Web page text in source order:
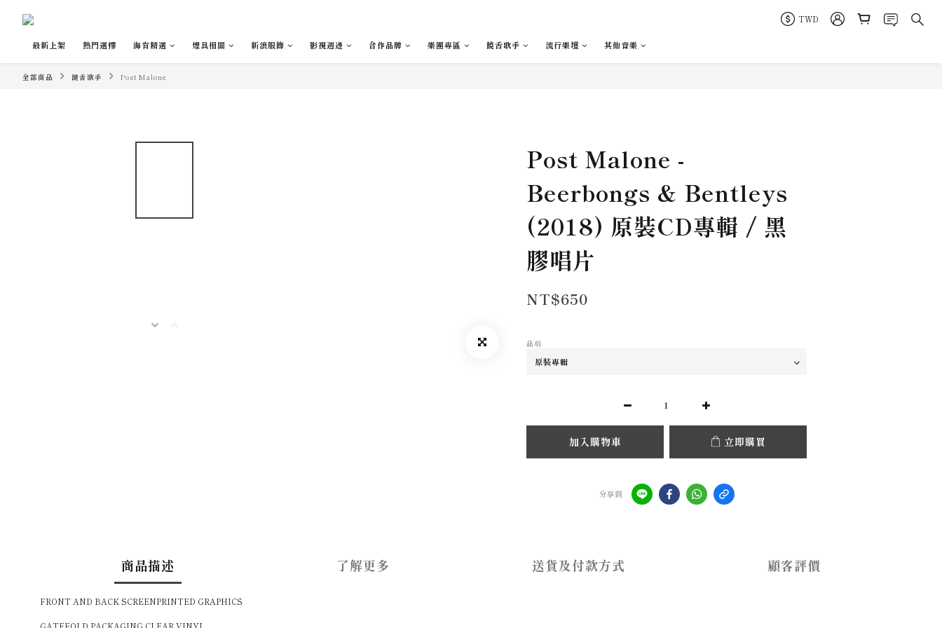
TWD
最新上架 熱門選擇 海肯精選 煙具相關 新浪服飾 影視週邊 合作品牌 樂團專區 饒舌歌手 流行樂壇 其他音樂
全部商品 饒舌歌手 Post Malone
Post Malone -
Beerbongs & Bentleys
(2018) 原裝CD專輯 / 黑
膠唱片
NT$650
品項
加入購物車 立即購買
分享到
商品描述 了解更多 送貨及付款方式 顧客評價
FRONT AND BACK SCREENPRINTED GRAPHICS
GATEFOLD PACKAGING CLEAR VINYL